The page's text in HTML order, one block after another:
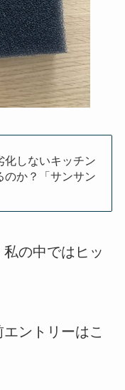
化しないキッチン
のか？「サンサン
の中ではヒッ
ントリーはこ